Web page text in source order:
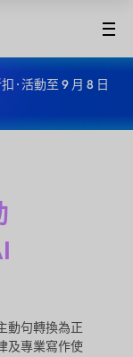
· 活動至 9 月 8 日
動句轉換為正
及專業寫作使